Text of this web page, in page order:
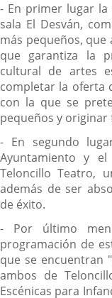
- En primer lugar
sala El Desván,
más pequeños,
que garantiza la
cultural de artes
completar la oferta
con la que se
pequeños y
- En segundo
Ayuntamiento y
Teloncillo Teatro,
además de ser
de éxito.
- Por último
programación de
que se encuentran
ambos de
Escénicas para